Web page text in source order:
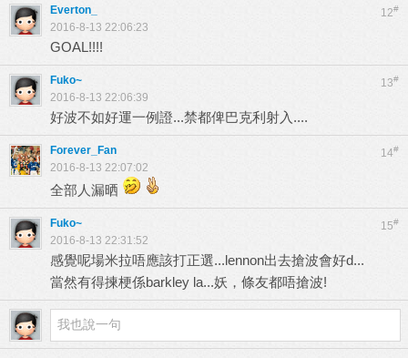
12#
Everton_
2016-8-13 22:06:23
GOAL!!!!
13#
Fuko~
2016-8-13 22:06:39
好波不如好運一例證...禁都俾巴克利射入....
14#
Forever_Fan
2016-8-13 22:07:02
全部人漏晒
15#
Fuko~
2016-8-13 22:31:52
感覺呢場米拉唔應該打正選...lennon出去搶波會好d...
當然有得揀梗係barkley la...妖，條友都唔搶波!